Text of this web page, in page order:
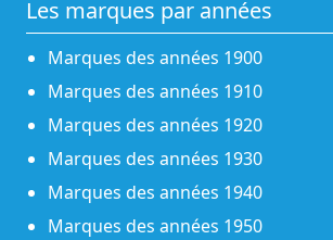
Les marques par années
Marques des années 1900
Marques des années 1910
Marques des années 1920
Marques des années 1930
Marques des années 1940
Marques des années 1950